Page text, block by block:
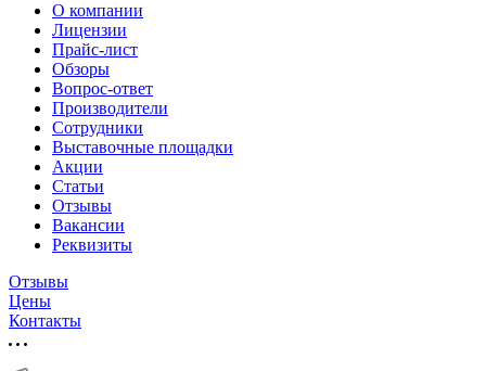
О компании
Лицензии
Прайс-лист
Обзоры
Вопрос-ответ
Производители
Сотрудники
Выставочные площадки
Акции
Статьи
Отзывы
Вакансии
Реквизиты
Отзывы
Цены
Контакты